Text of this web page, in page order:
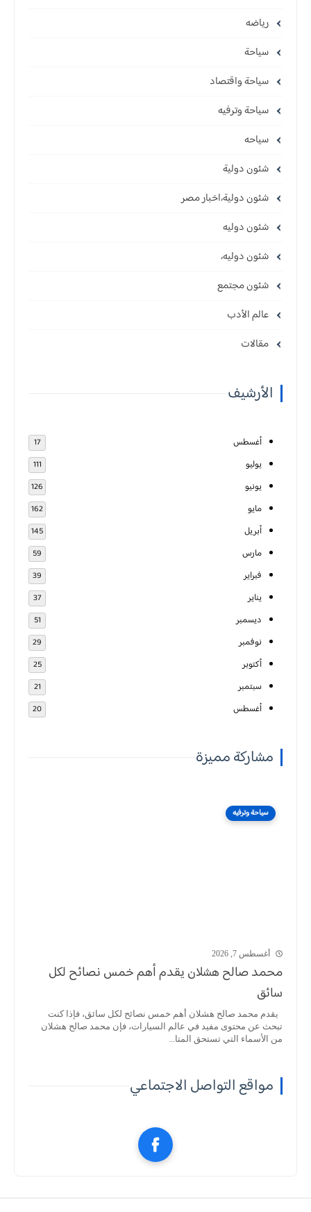
رياضه
سياحة
سياحة واقتصاد
سياحة وترفيه
سياحه
شئون دولية
شئون دولية،اخبار مصر
شئون دوليه
شئون دوليه،
شئون مجتمع
عالم الأدب
مقالات
الأرشيف
أغسطس 17
يوليو 111
يونيو 126
مايو 162
أبريل 145
مارس 59
فبراير 39
يناير 37
ديسمبر 51
نوفمبر 29
أكتوبر 25
سبتمبر 21
أغسطس 20
مشاركة مميزة
سياحة وترفيه
أغسطس 7, 2026
محمد صالح هشلان يقدم أهم خمس نصائح لكل
سائق
يقدم محمد صالح هشلان أهم خمس نصائح لكل سائق، فإذا كنت
تبحث عن محتوى مفيد في عالم السيارات، فإن محمد صالح هشلان
من الأسماء التي تستحق المتا...
مواقع التواصل الاجتماعي